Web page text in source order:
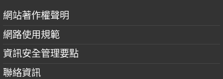
網站著作權聲明
網路使用規範
資訊安全管理要點
聯絡資訊